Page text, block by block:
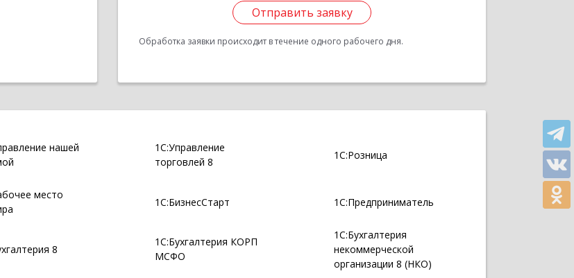
Отправить заявку
Обработка заявки происходит в течение одного рабочего дня.
нашей
1С:Управление
торговлей 8
1С:Розница
место
1С:БизнесСтарт 1С:Предприниматель
8
1С:Бухгалтерия КОРП
МСФО
1С:Бухгалтерия
некоммерческой
организации 8 (НКО)